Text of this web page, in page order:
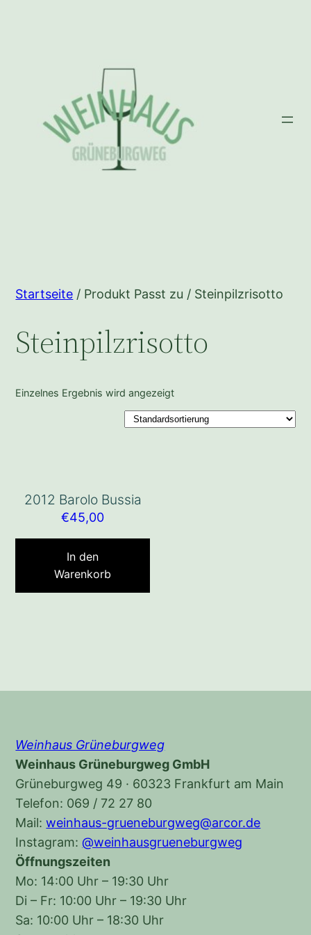
Startseite / Produkt Passt zu / Steinpilzrisotto
Steinpilzrisotto
Einzelnes Ergebnis wird angezeigt
2012 Barolo Bussia
€45,00
In den
Warenkorb
Weinhaus Grüneburgweg
Weinhaus Grüneburgweg GmbH
Grüneburgweg 49 · 60323 Frankfurt am Main
Telefon: 069 / 72 27 80
Mail:weinhaus-grueneburgweg@arcor.de
Instagram:@weinhausgrueneburgweg
Öffnungszeiten
Mo: 14:00 Uhr – 19:30 Uhr
Di – Fr: 10:00 Uhr – 19:30 Uhr
Sa: 10:00 Uhr – 18:30 Uhr